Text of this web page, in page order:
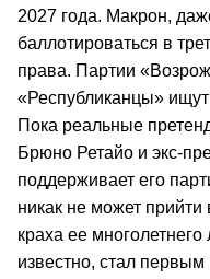
2027 года. Макрон,
баллотироваться в
права. Партии
«Республиканцы»
Пока реальные
Брюно Ретайо и экс-
поддерживает его
никак не может прийти
краха ее
известно, стал